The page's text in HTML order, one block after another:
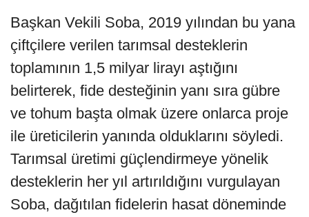
Başkan Vekili Soba, 2019 yılından bu yana
çiftçilere verilen tarımsal desteklerin
toplamının 1,5 milyar lirayı aştığını
belirterek, fide desteğinin yanı sıra gübre
ve tohum başta olmak üzere onlarca proje
ile üreticilerin yanında olduklarını söyledi.
Tarımsal üretimi güçlendirmeye yönelik
desteklerin her yıl artırıldığını vurgulayan
Soba, dağıtılan fidelerin hasat döneminde